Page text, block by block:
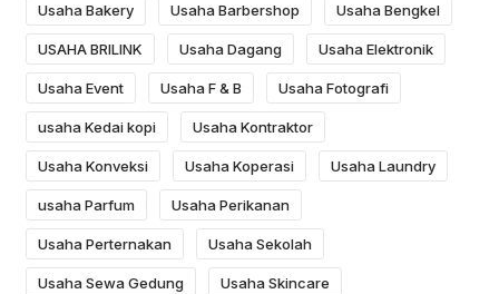
Usaha Bakery Usaha Barbershop Usaha Bengkel
USAHA BRILINK Usaha Dagang Usaha Elektronik
Usaha Event Usaha F & B Usaha Fotografi
usaha Kedai kopi Usaha Kontraktor
Usaha Konveksi Usaha Koperasi Usaha Laundry
usaha Parfum Usaha Perikanan
Usaha Perternakan Usaha Sekolah
Usaha Sewa Gedung Usaha Skincare